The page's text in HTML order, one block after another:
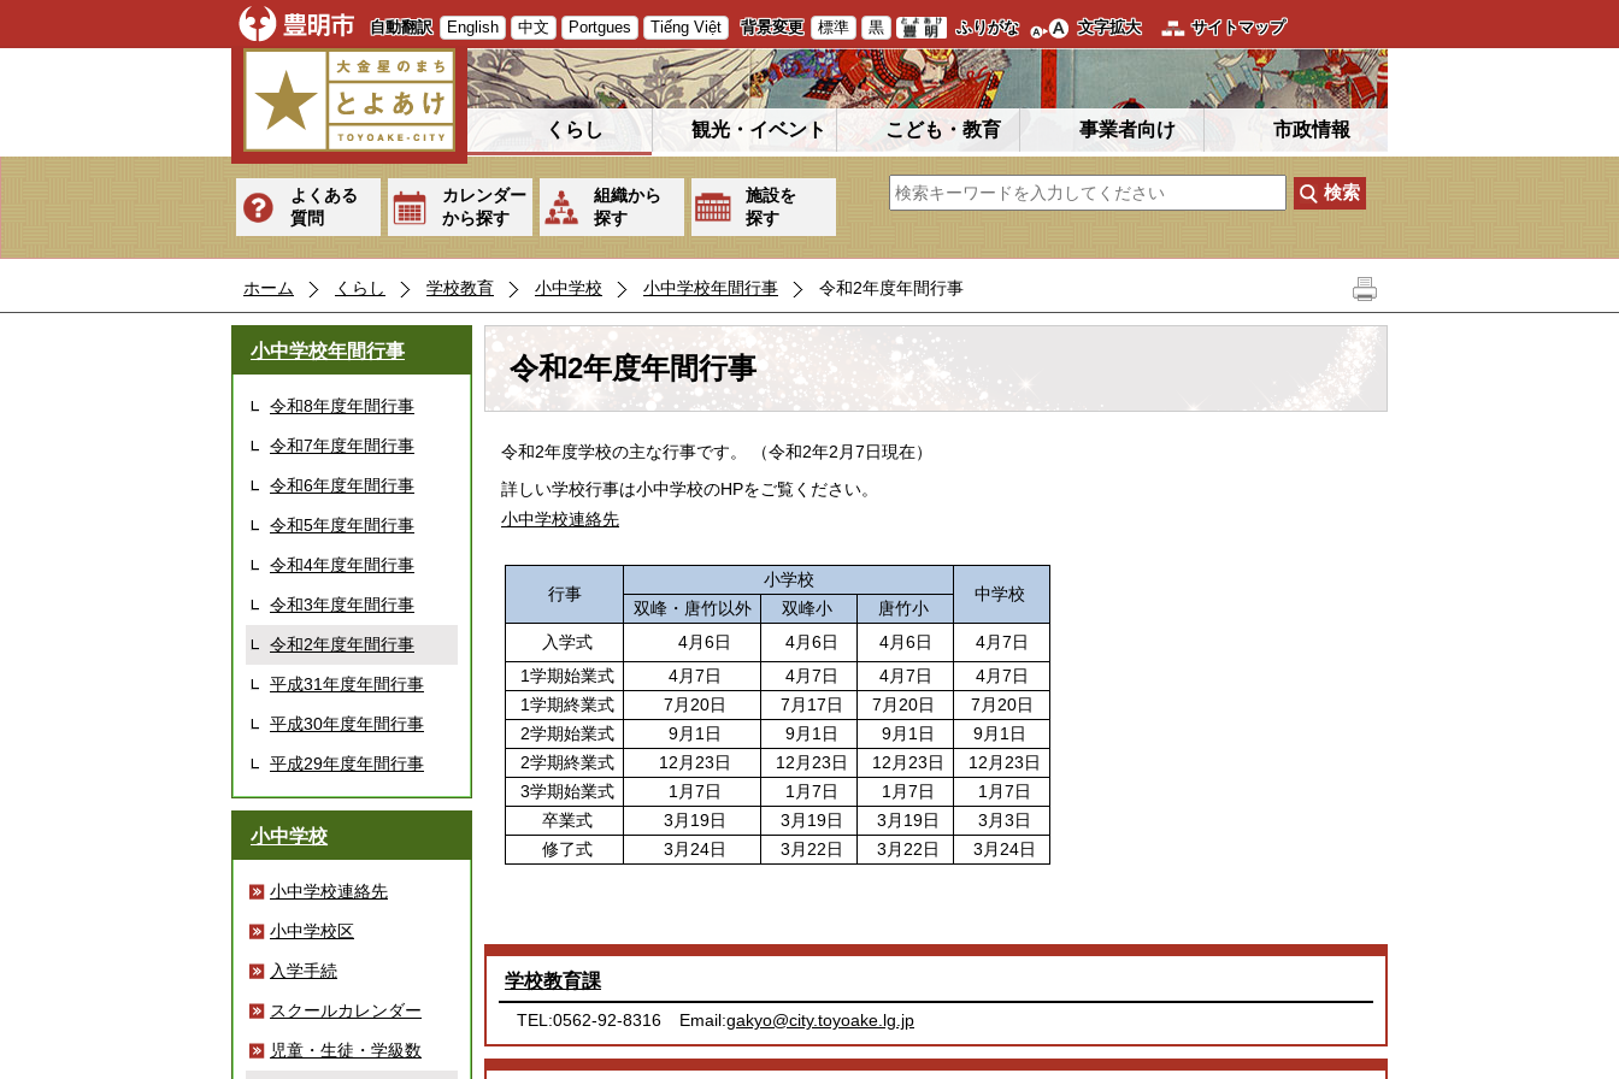
自動翻訳 English 中文 Portgues Tiếng Việt 背景変更 標準 黒 ふりがな 文字拡大 サイトマップ
くらし 観光・イベント こども・教育 事業者向け 市政情報
よくある
質問
カレンダー
から探す
組織から
探す
施設を
探す
ホーム くらし 学校教育 小中学校 小中学校年間行事 令和2年度年間行事
小中学校年間行事
令和8年度年間行事
令和7年度年間行事
令和6年度年間行事
令和5年度年間行事
令和4年度年間行事
令和3年度年間行事
令和2年度年間行事
平成31年度年間行事
平成30年度年間行事
平成29年度年間行事
小中学校
小中学校連絡先
小中学校区
入学手続
スクールカレンダー
児童・生徒・学級数
令和2年度年間行事
令和2年度学校の主な行事です。 （令和2年2月7日現在）
詳しい学校行事は小中学校のHPをご覧ください。
小中学校連絡先
行事
小学校
中学校
双峰・唐竹以外 双峰小
唐竹小
入学式
4月6日 4月6日 4月6日
4月7日
1学期始業式
4月7日 4月7日 4月7日
4月7日
1学期終業式
7月20日 7月17日 7月20日
7月20日
2学期始業式
9月1日 9月1日 9月1日
9月1日
2学期終業式
12月23日 12月23日 12月23日
12月23日
3学期始業式
1月7日 1月7日 1月7日
1月7日
卒業式
3月19日 3月19日 3月19日
3月3日
修了式
3月24日 3月22日 3月22日 3月24日
学校教育課
TEL:0562-92-8316 Email:gakyo@city.toyoake.lg.jp